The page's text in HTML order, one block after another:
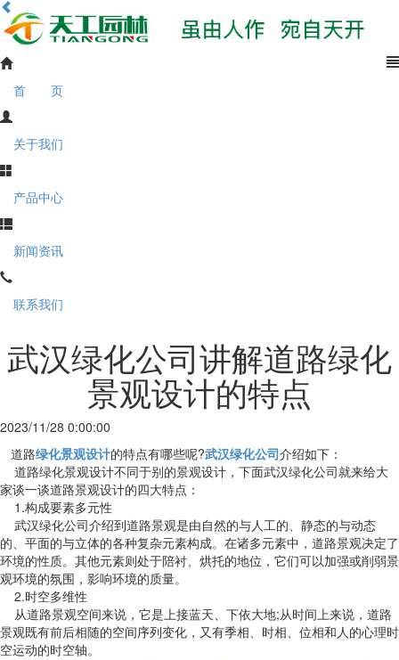
首 页
关于我们
产品中心
新闻资讯
联系我们
武汉绿化公司讲解道路绿化
景观设计的特点
2023/11/28 0:00:00
道路绿化景观设计的特点有哪些呢?武汉绿化公司介绍如下：
道路绿化景观设计不同于别的景观设计，下面武汉绿化公司就来给大
家谈一谈道路景观设计的四大特点：
1.构成要素多元性
武汉绿化公司介绍到道路景观是由自然的与人工的、静态的与动态
的、平面的与立体的各种复杂元素构成。在诸多元素中，道路景观决定了
环境的性质。其他元素则处于陪衬、烘托的地位，它们可以加强或削弱景
观环境的氛围，影响环境的质量。
2.时空多维性
从道路景观空间来说，它是上接蓝天、下依大地;从时间上来说，道路
景观既有前后相随的空间序列变化，又有季相、时相、位相和人的心理时
空运动的时空轴。